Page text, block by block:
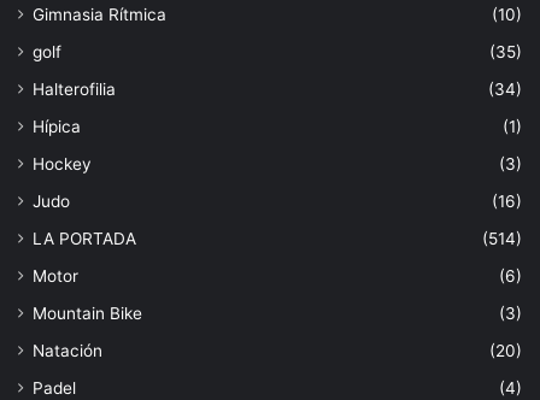
Gimnasia Rítmica
(10)
golf
(35)
Halterofilia
(34)
Hípica
(1)
Hockey
(3)
Judo
(16)
LA PORTADA
(514)
Motor
(6)
Mountain Bike
(3)
Natación
(20)
Padel
(4)